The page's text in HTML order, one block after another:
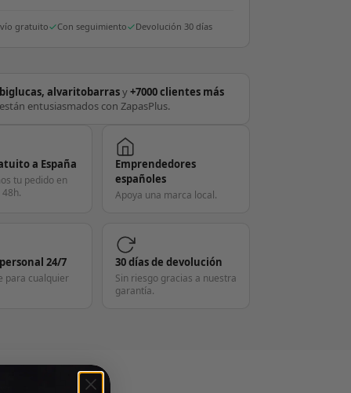
gratuito Con seguimiento Devolución 30 días
biglucas, alvaritobarrasy+7000 clientes más
están entusiasmados con ZapasPlus.
a España
tu pedido en
Emprendedores
españoles
Apoya una marca local.
24/7
para cualquier
30 días de devolución
Sin riesgo gracias a nuestra
garantía.